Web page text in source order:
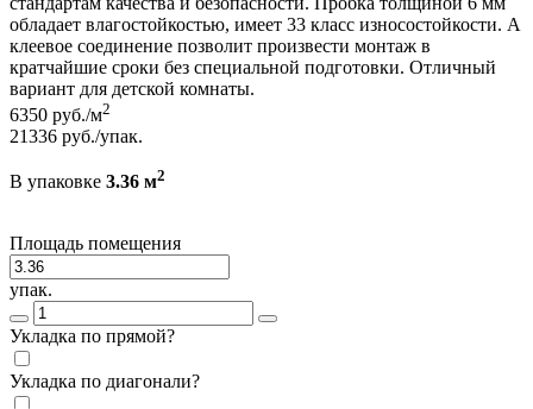
обладает влагостойкостью, имеет 33 класс износостойкости. А
клеевое соединение позволит произвести монтаж в
кратчайшие сроки без специальной подготовки. Отличный
вариант для детской комнаты.
6350 руб./м2
21336 руб./упак.
В упаковке 3.36 м2
Площадь помещения
упак.
Укладка по прямой?
Укладка по диагонали?